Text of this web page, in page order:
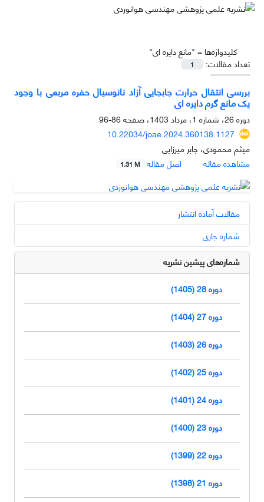
کلیدواژه‌ها = "مانع دایره ای"
تعداد مقالات:
1
بررسی انتقال حرارت جابجایی آزاد نانوسیال حفره مربعی با وجود
یک مانع گرم دایره ای
دوره 26، شماره 1، مرداد 1403، صفحه
86-96
10.22034/joae.2024.360138.1127
میثم محمودی، جابر میرزایی
مشاهده مقاله
اصل مقاله 1.31 M
مقالات آماده انتشار
شماره جاری
شماره‌های پیشین نشریه
دوره 28 (1405)
دوره 27 (1404)
دوره 26 (1403)
دوره 25 (1402)
دوره 24 (1401)
دوره 23 (1400)
دوره 22 (1399)
دوره 21 (1398)